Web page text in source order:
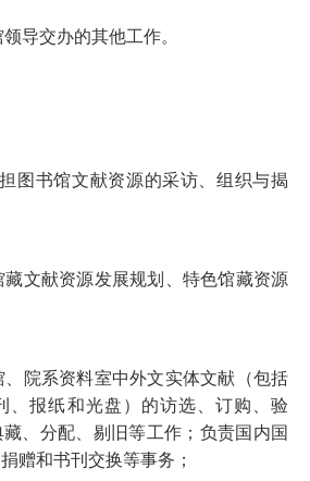
导交办的其他工作。
图书馆文献资源的采访、组织与揭
藏文献资源发展规划、特色馆藏资源
、院系资料室中外文实体文献（包括
、报纸和光盘）的访选、订购、验
、分配、剔旧等工作；负责国内国
赠和书刊交换等事务；